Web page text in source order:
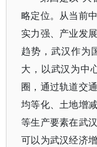
略定位。从当前
实力强、产业发
趋势，武汉作为
大，以武汉为中
圈，通过轨道交
均等化、土地增
等生产要素在武
可以为武汉经济